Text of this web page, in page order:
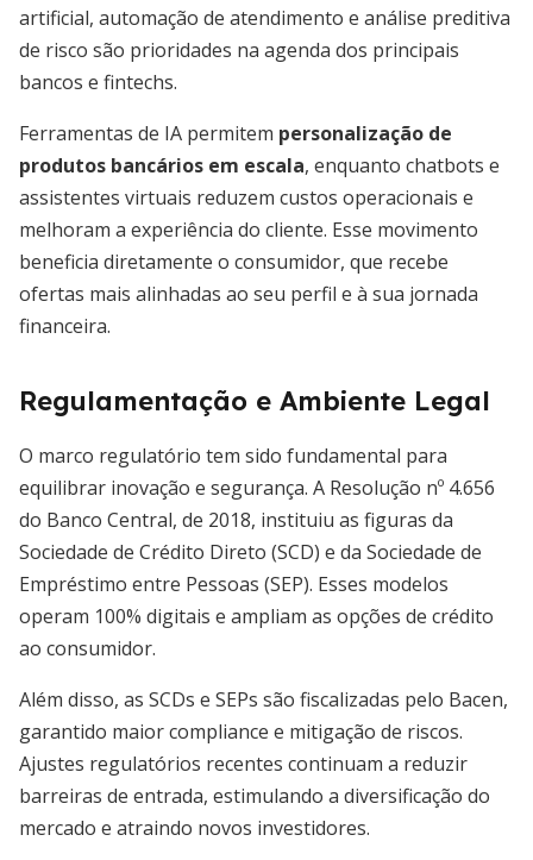
artificial, automação de atendimento e análise preditiva
de risco são prioridades na agenda dos principais
bancos e fintechs.
Ferramentas de IA permitem personalização de
produtos bancários em escala, enquanto chatbots e
assistentes virtuais reduzem custos operacionais e
melhoram a experiência do cliente. Esse movimento
beneficia diretamente o consumidor, que recebe
ofertas mais alinhadas ao seu perfil e à sua jornada
financeira.
Regulamentação e Ambiente Legal
O marco regulatório tem sido fundamental para
equilibrar inovação e segurança. A Resolução nº 4.656
do Banco Central, de 2018, instituiu as figuras da
Sociedade de Crédito Direto (SCD) e da Sociedade de
Empréstimo entre Pessoas (SEP). Esses modelos
operam 100% digitais e ampliam as opções de crédito
ao consumidor.
Além disso, as SCDs e SEPs são fiscalizadas pelo Bacen,
garantido maior compliance e mitigação de riscos.
Ajustes regulatórios recentes continuam a reduzir
barreiras de entrada, estimulando a diversificação do
mercado e atraindo novos investidores.